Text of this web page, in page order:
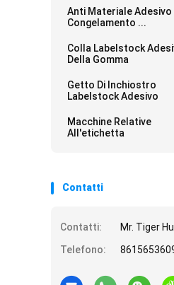
Anti Materiale Adesivo
Congelamento ...
Colla Labelstock
Della Gomma
Getto Di Inchiostro
Labelstock Adesivo
Macchine Relative
All'etichetta
Contatti
Contatti:
Mr. Tiger
Telefono: